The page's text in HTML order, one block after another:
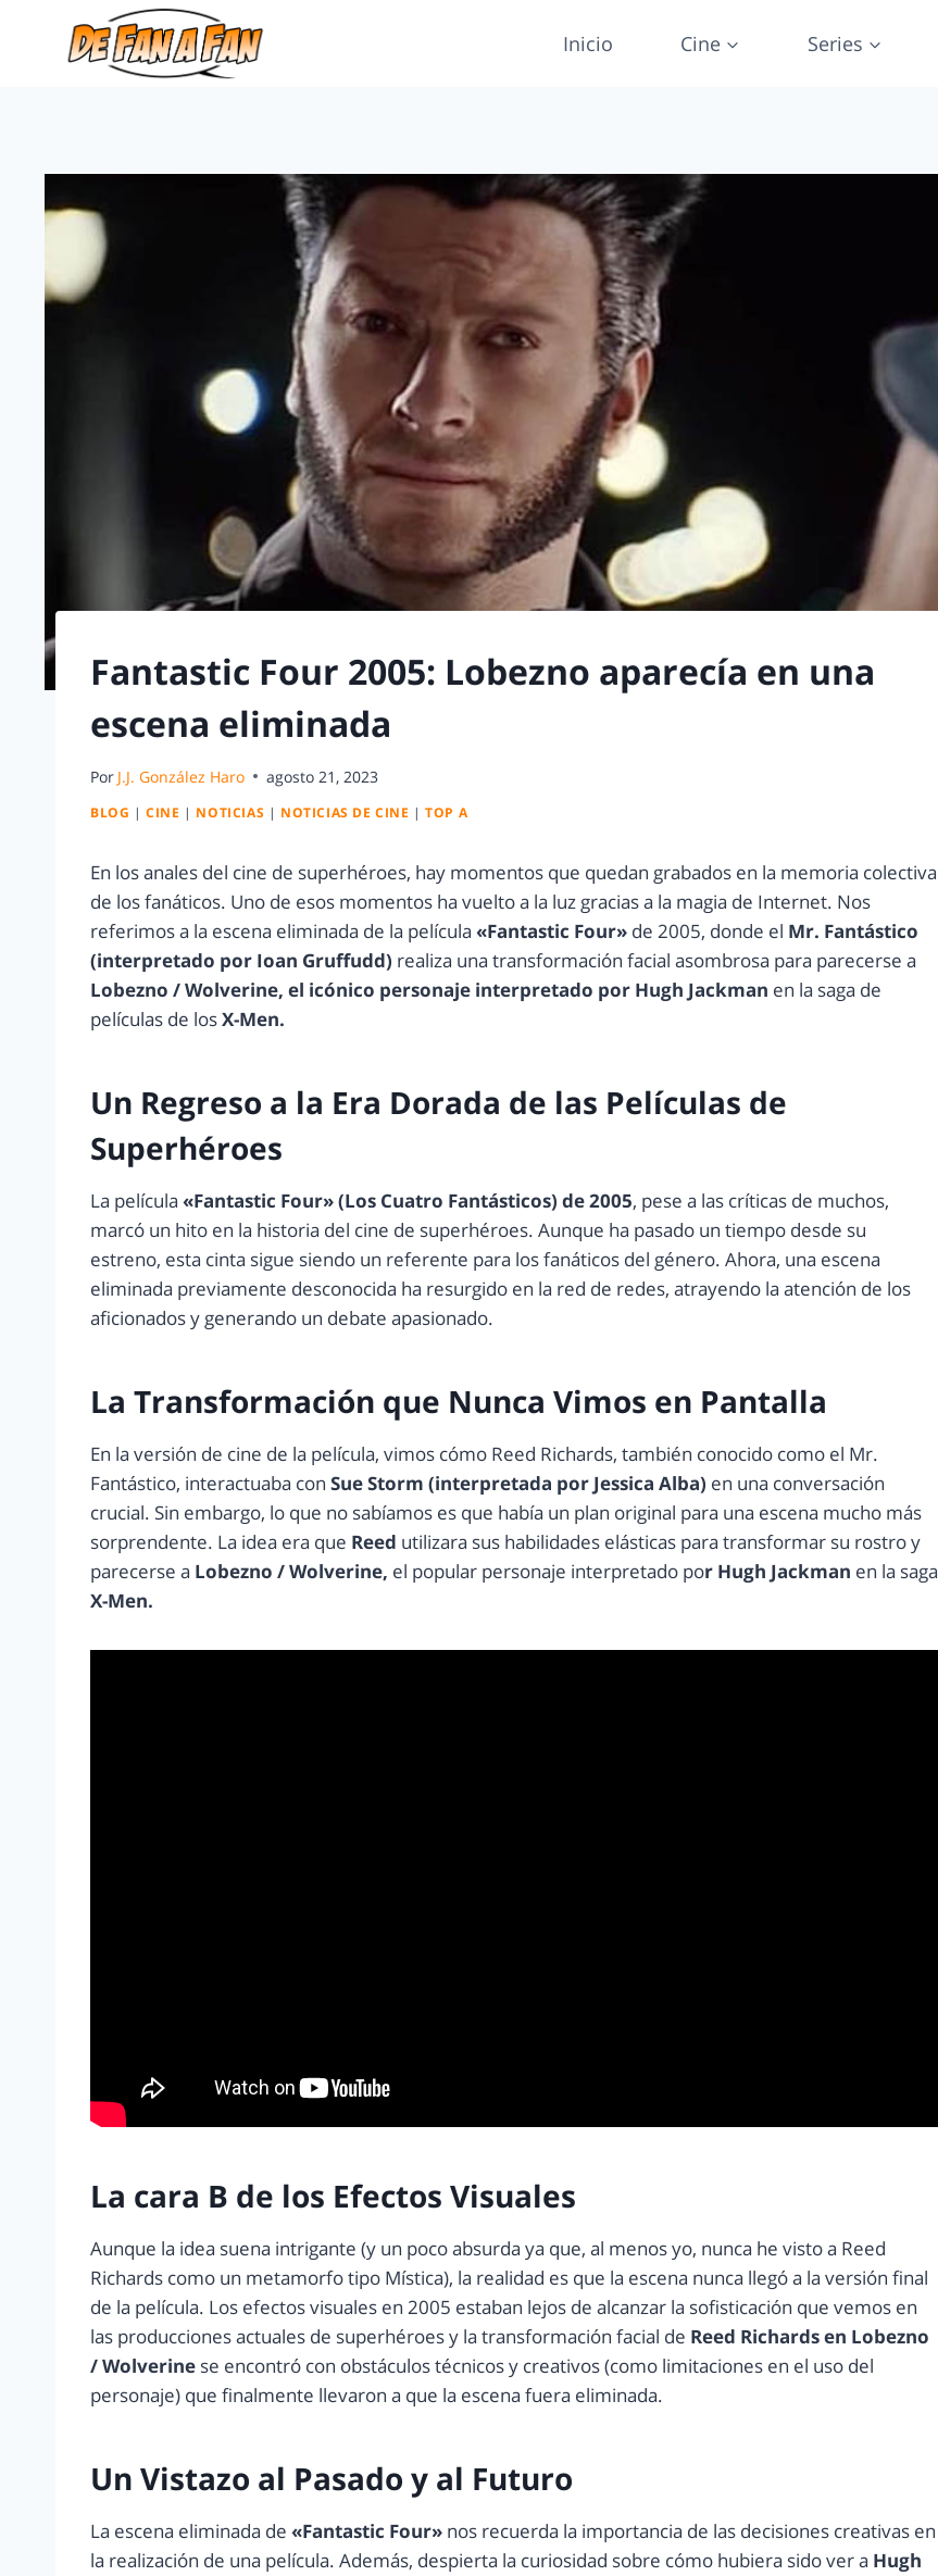
Inicio Cine Series
Fantastic Four 2005: Lobezno aparecía en una
escena eliminada
Por J.J. González Haro agosto 21, 2023
BLOG |CINE | NOTICIAS | NOTICIAS DE CINE |TOP A
En los anales del cine de superhéroes, hay momentos que quedan grabados en la memoria colectiva
de los fanáticos. Uno de esos momentos ha vuelto a la luz gracias a la magia de Internet. Nos
referimos a la escena eliminada de la película «Fantastic Four» de 2005, donde el Mr. Fantástico
(interpretado por Ioan Gruffudd) realiza una transformación facial asombrosa para parecerse a
Lobezno / Wolverine, el icónico personaje interpretado por Hugh Jackman en la saga de
películas de losX-Men.
Un Regreso a la Era Dorada de las Películas de
Superhéroes
La película «Fantastic Four» (Los Cuatro Fantásticos) de 2005, pese a las críticas de muchos,
marcó un hito en la historia del cine de superhéroes. Aunque ha pasado un tiempo desde su
estreno, esta cinta sigue siendo un referente para los fanáticos del género. Ahora, una escena
eliminada previamente desconocida ha resurgido en la red de redes, atrayendo la atención de los
aficionados y generando un debate apasionado.
La Transformación que Nunca Vimos en Pantalla
En la versión de cine de la película, vimos cómo Reed Richards, también conocido como el Mr.
Fantástico, interactuaba con Sue Storm (interpretada por Jessica Alba) en una conversación
crucial. Sin embargo, lo que no sabíamos es que había un plan original para una escena mucho más
sorprendente. La idea era que Reed utilizara sus habilidades elásticas para transformar su rostro y
parecerse a Lobezno / Wolverine, el popular personaje interpretado por Hugh Jackman en la saga
X-Men.
La cara B de los Efectos Visuales
Aunque la idea suena intrigante (y un poco absurda ya que, al menos yo, nunca he visto a Reed
Richards como un metamorfo tipo Mística), la realidad es que la escena nunca llegó a la versión final
de la película. Los efectos visuales en 2005 estaban lejos de alcanzar la sofisticación que vemos en
las producciones actuales de superhéroes y la transformación facial de Reed Richards en Lobezno
/ Wolverine se encontró con obstáculos técnicos y creativos (como limitaciones en el uso del
personaje) que finalmente llevaron a que la escena fuera eliminada.
Un Vistazo al Pasado y al Futuro
La escena eliminada de «Fantastic Four» nos recuerda la importancia de las decisiones creativas en
la realización de una película. Además, despierta la curiosidad sobre cómo hubiera sido ver a Hugh